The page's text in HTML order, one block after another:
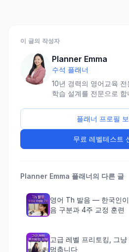
이 글의 작성자
Planner Emma
수석 플래너
10년 경력의 영어교육
학습 설계를 전문으로 합
플래너 프로필
무료 레벨테스트
Planner Emma 플래너의 다른 글
영어 Th 발음 — 한국인이
음 구분과 4주 교정 훈련
고급 레벨 프리토킹, 그
멈춥니다